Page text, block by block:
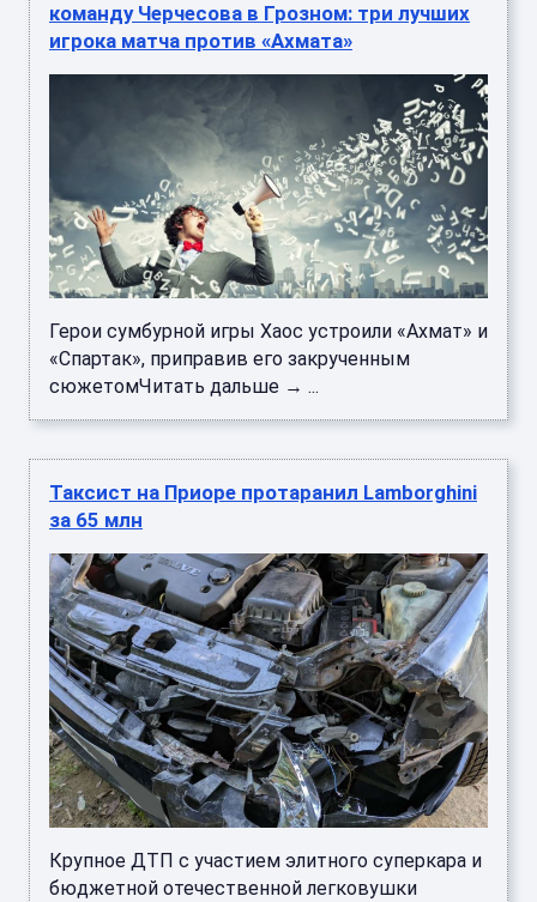
команду Черчесова в Грозном: три лучших
игрока матча против «Ахмата»
Герои сумбурной игры Хаос устроили «Ахмат» и
«Спартак», приправив его закрученным
сюжетомЧитать дальше → ...
Таксист на Приоре протаранил Lamborghini
за 65 млн
Крупное ДТП с участием элитного суперкара и
бюджетной отечественной легковушки